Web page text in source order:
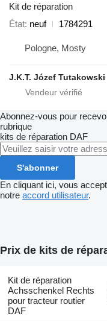
Kit de réparation
État neuf 1784291
Pologne, Mosty
J.K.T. Józef Tutakowski
Abonnez-vous pour
rubrique
kits de réparation DAF
S'abonner
En cliquant ici, vous
notre accord utilisateur.
Prix de kits de
Kit de réparation
Achsschenkel Rechts
pour tracteur routier
DAF